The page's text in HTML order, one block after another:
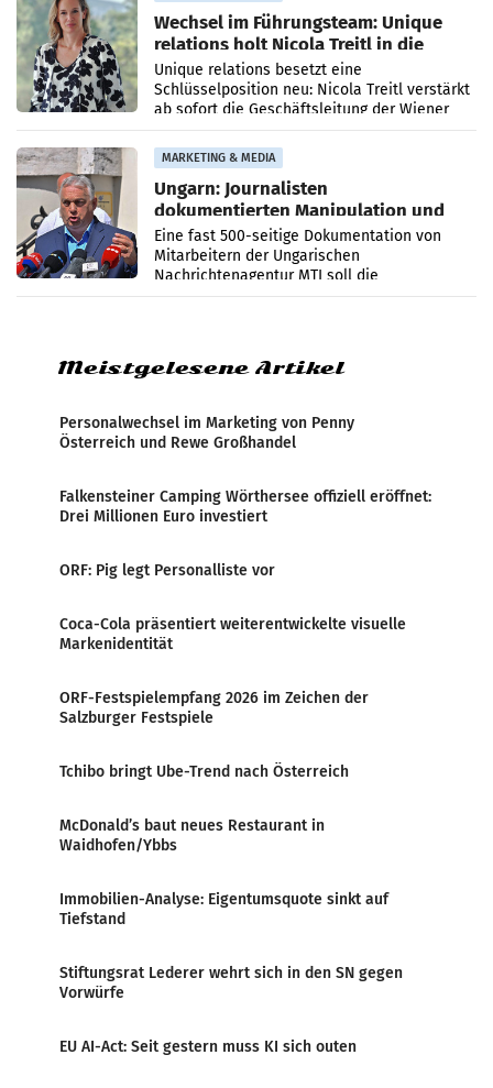
Wechsel im Führungsteam: Unique
relations holt Nicola Treitl in die
Geschäftsleitung
Unique relations besetzt eine
Schlüsselposition neu: Nicola Treitl verstärkt
ab sofort die Geschäftsleitung der Wiener
PR-Agentur an der Seite von Josef Kalina und
Anna Kalina-Mahr.
MARKETING & MEDIA
Ungarn: Journalisten
dokumentierten Manipulation und
Zensur
Eine fast 500-seitige Dokumentation von
Mitarbeitern der Ungarischen
Nachrichtenagentur MTI soll die
systematische Nachrichten-Manipulation und
Meistgelesene Artikel
Personalwechsel im Marketing von Penny
Österreich und Rewe Großhandel
Falkensteiner Camping Wörthersee offiziell eröffnet:
Drei Millionen Euro investiert
ORF: Pig legt Personalliste vor
Coca-Cola präsentiert weiterentwickelte visuelle
Markenidentität
ORF-Festspielempfang 2026 im Zeichen der
Salzburger Festspiele
Tchibo bringt Ube-Trend nach Österreich
McDonald’s baut neues Restaurant in
Waidhofen/Ybbs
Immobilien-Analyse: Eigentumsquote sinkt auf
Tiefstand
Stiftungsrat Lederer wehrt sich in den SN gegen
Vorwürfe
EU AI-Act: Seit gestern muss KI sich outen